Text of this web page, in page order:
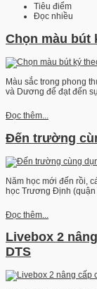
Tiêu điểm
Đọc nhiều
Chọn màu bút
Màu sắc trong phong
và Dương để đạt đến sự
Đọc thêm...
Đến trường
Năm học mới đến rồi,
học Trương Định (quận
Đọc thêm...
Livebox 2
DTS